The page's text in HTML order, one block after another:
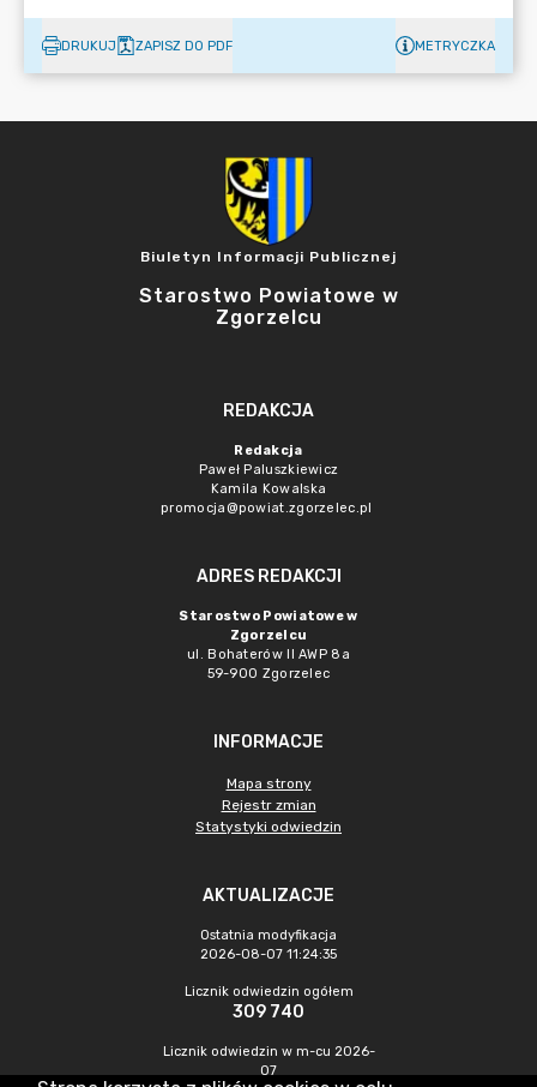
DRUKUJ ZAPISZ DO PDF METRYCZKA
Biuletyn Informacji Publicznej
Starostwo Powiatowe w
Zgorzelcu
REDAKCJA
Redakcja
Paweł Paluszkiewicz
Kamila Kowalska
promocja@powiat.zgorzelec.pl
ADRES REDAKCJI
Starostwo Powiatowe w
Zgorzelcu
ul. Bohaterów II AWP 8a
59-900 Zgorzelec
INFORMACJE
Mapa strony
Rejestr zmian
Statystyki odwiedzin
AKTUALIZACJE
Ostatnia modyfikacja
2026-08-07 11:24:35
Licznik odwiedzin ogółem
309 740
Licznik odwiedzin w m-cu 2026-
07